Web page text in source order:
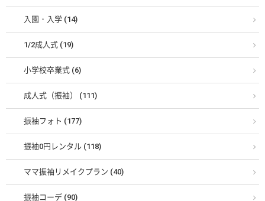
入園・入学 (14)
1/2成人式 (19)
小学校卒業式 (6)
成人式（振袖） (111)
振袖フォト (177)
振袖0円レンタル (118)
ママ振袖リメイクプラン (40)
振袖コーデ (90)